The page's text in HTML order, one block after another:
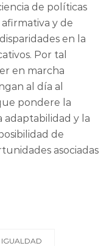
de políticas
y de
en la
Por tal
en marcha
al día al
pondere la
adaptabilidad y la
de
asociadas
IGUALDAD